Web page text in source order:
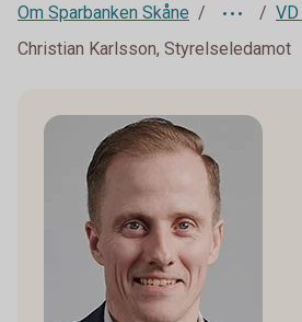
Om Sparbanken Skåne
Christian Karlsson, Styrelseledamot